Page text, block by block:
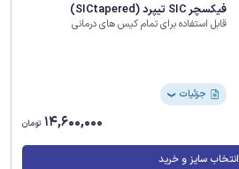
فیکسچر SIC تیپرد (SICtapered)
قابل استفاده برای تمام کیس های درمانی
جزئیات ❯
14,600,000 تومان
انتخاب سایز و خرید